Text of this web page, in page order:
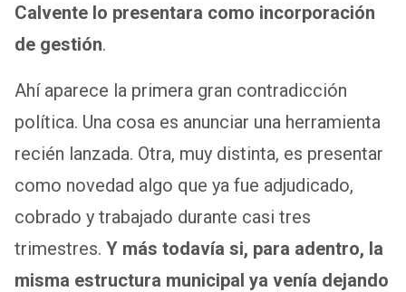
Calvente lo presentara como incorporación
de gestión.
Ahí aparece la primera gran contradicción
política. Una cosa es anunciar una herramienta
recién lanzada. Otra, muy distinta, es presentar
como novedad algo que ya fue adjudicado,
cobrado y trabajado durante casi tres
trimestres. Y más todavía si, para adentro, la
misma estructura municipal ya venía dejando